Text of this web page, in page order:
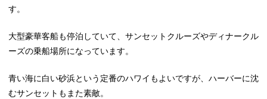
す。
大型豪華客船も停泊していて、サンセットクルーズやディナークル
ーズの乗船場所になっています。
青い海に白い砂浜という定番のハワイもよいですが、ハーバーに沈
むサンセットもまた素敵。